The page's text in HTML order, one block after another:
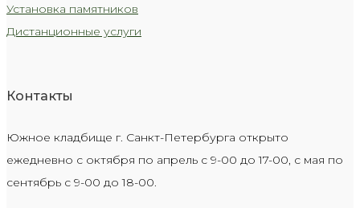
Установка памятников
Дистанционные услуги
Контакты
Южное кладбище г. Санкт-Петербурга открыто
ежедневно с октября по апрель с 9-00 до 17-00, с мая по
сентябрь с 9-00 до 18-00.